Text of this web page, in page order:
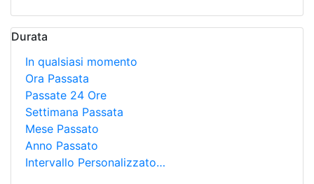
Durata
In qualsiasi momento
Ora Passata
Passate 24 Ore
Settimana Passata
Mese Passato
Anno Passato
Intervallo Personalizzato…